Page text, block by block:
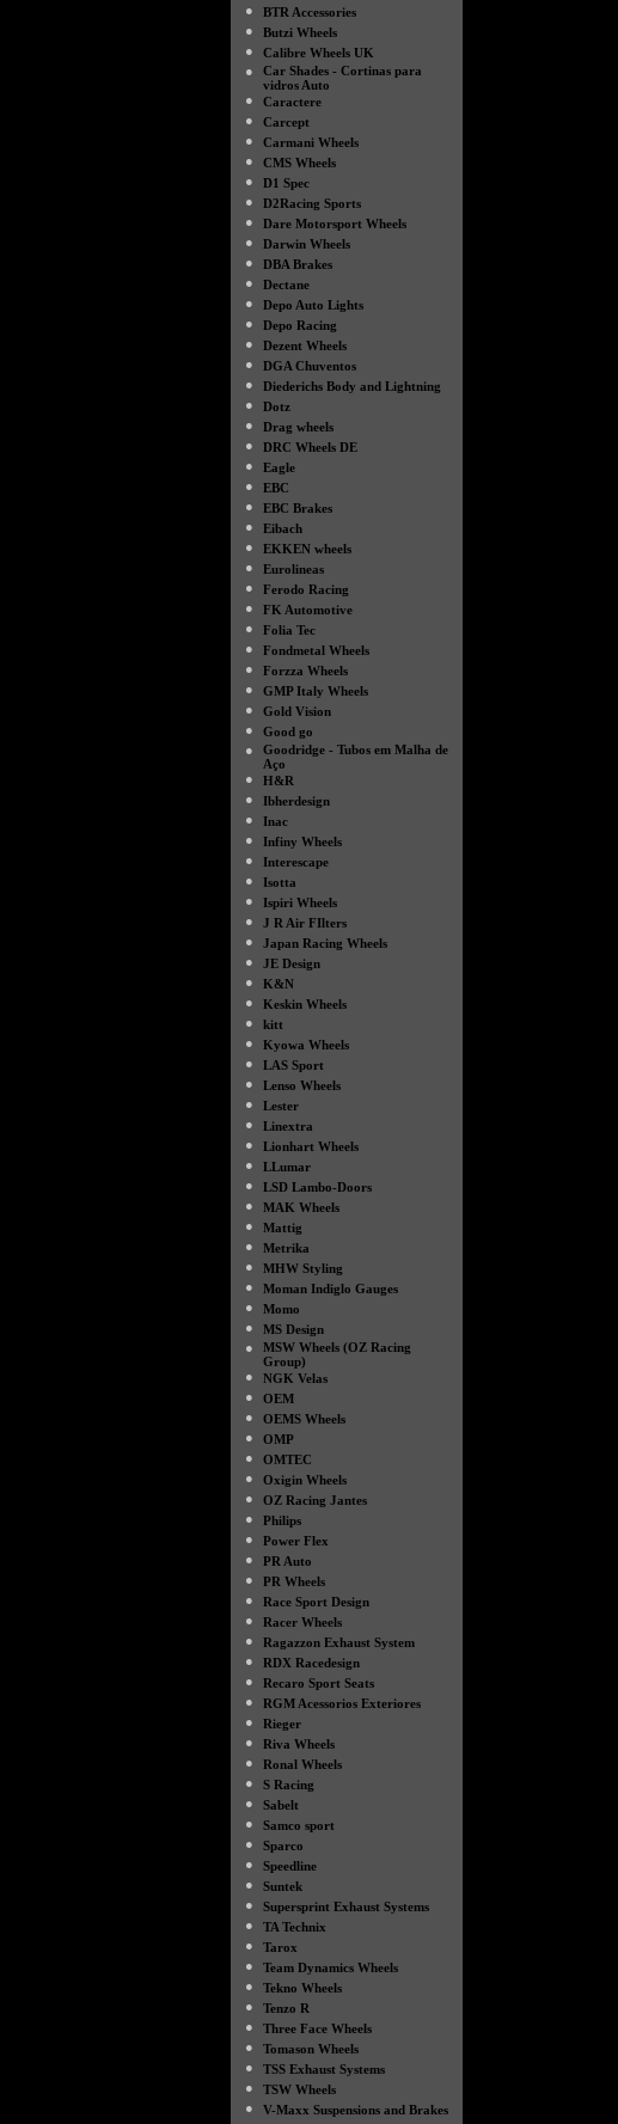
●
BTR Accessories
●
Butzi Wheels
●
Calibre Wheels UK
●
Car Shades - Cortinas para
vidros Auto
●
Caractere
●
Carcept
●
Carmani Wheels
●
CMS Wheels
●
D1 Spec
●
D2Racing Sports
●
Dare Motorsport Wheels
●
Darwin Wheels
●
DBA Brakes
●
Dectane
●
Depo Auto Lights
●
Depo Racing
●
Dezent Wheels
●
DGA Chuventos
●
Diederichs Body and Lightning
●
Dotz
●
Drag wheels
●
DRC Wheels DE
●
Eagle
●
EBC
●
EBC Brakes
●
Eibach
●
EKKEN wheels
●
Eurolineas
●
Ferodo Racing
●
FK Automotive
●
Folia Tec
●
Fondmetal Wheels
●
Forzza Wheels
●
GMP Italy Wheels
●
Gold Vision
●
Good go
●
Goodridge - Tubos em Malha de
Aço
●
H&R
●
Ibherdesign
●
Inac
●
Infiny Wheels
●
Interescape
●
Isotta
●
Ispiri Wheels
●
J R Air FIlters
●
Japan Racing Wheels
●
JE Design
●
K&N
●
Keskin Wheels
●
kitt
●
Kyowa Wheels
●
LAS Sport
●
Lenso Wheels
●
Lester
●
Linextra
●
Lionhart Wheels
●
LLumar
●
LSD Lambo-Doors
●
MAK Wheels
●
Mattig
●
Metrika
●
MHW Styling
●
Moman Indiglo Gauges
●
Momo
●
MS Design
●
MSW Wheels (OZ Racing
Group)
●
NGK Velas
●
OEM
●
OEMS Wheels
●
OMP
●
OMTEC
●
Oxigin Wheels
●
OZ Racing Jantes
●
Philips
●
Power Flex
●
PR Auto
●
PR Wheels
●
Race Sport Design
●
Racer Wheels
●
Ragazzon Exhaust System
●
RDX Racedesign
●
Recaro Sport Seats
●
RGM Acessorios Exteriores
●
Rieger
●
Riva Wheels
●
Ronal Wheels
●
S Racing
●
Sabelt
●
Samco sport
●
Sparco
●
Speedline
●
Suntek
●
Supersprint Exhaust Systems
●
TA Technix
●
Tarox
●
Team Dynamics Wheels
●
Tekno Wheels
●
Tenzo R
●
Three Face Wheels
●
Tomason Wheels
●
TSS Exhaust Systems
●
TSW Wheels
●
V-Maxx Suspensions and Brakes